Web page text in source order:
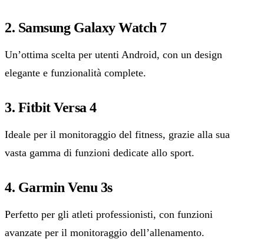
2. Samsung Galaxy Watch 7
Un’ottima scelta per utenti Android, con un design
elegante e funzionalità complete.
3. Fitbit Versa 4
Ideale per il monitoraggio del fitness, grazie alla sua
vasta gamma di funzioni dedicate allo sport.
4. Garmin Venu 3s
Perfetto per gli atleti professionisti, con funzioni
avanzate per il monitoraggio dell’allenamento.